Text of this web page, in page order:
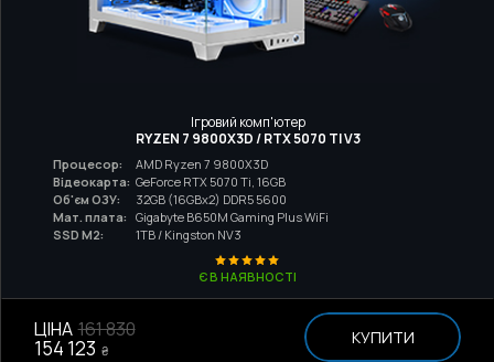
Ігровий комп'ютер
RYZEN 7 9800X3D / RTX 5070 TI V3
Процесор:
AMD Ryzen 7 9800X3D
Відеокарта: GeForce RTX 5070 Ti, 16GB
Об'єм ОЗУ:
32GB (16GBx2) DDR5 5600
Мат. плата:
Gigabyte B650M Gaming Plus WiFi
SSD M2:
1TB / Kingston NV3
Є В НАЯВНОСТІ
ЦІНА 161 830
154 123 ₴
КУПИТИ